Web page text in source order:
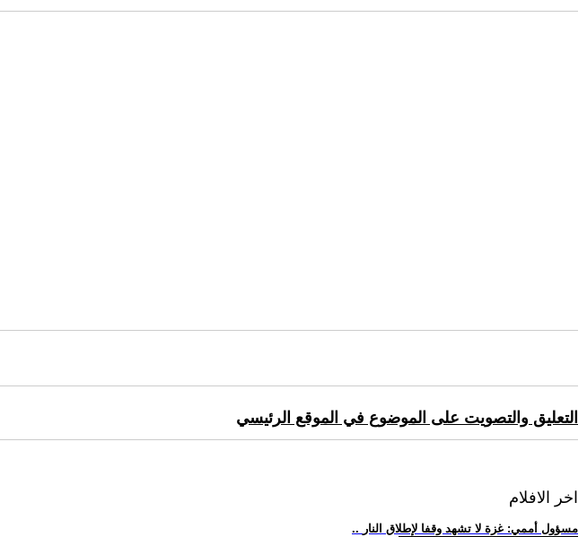
التعليق والتصويت على الموضوع في الموقع الرئيسي
اخر الافلام
.. مسؤول أممي: غزة لا تشهد وقفا لإطلاق النار